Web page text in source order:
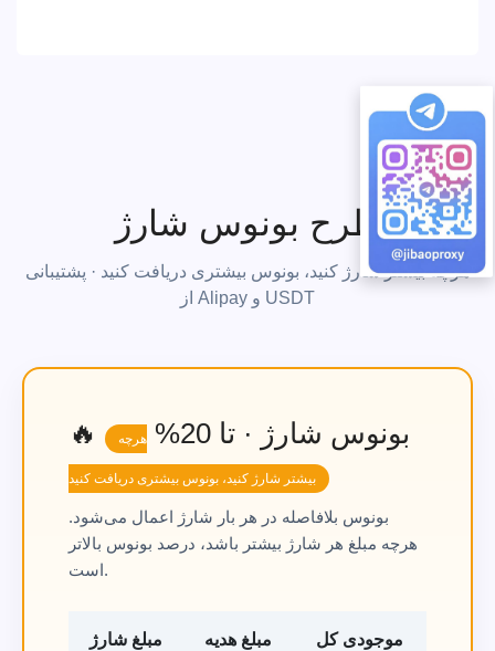
طرح بونوس شارژ
هرچه بیشتر شارژ کنید، بونوس بیشتری دریافت کنید · پشتیبانی
از Alipay و USDT
🔥 بونوس شارژ · تا 20% هرچه
بیشتر شارژ کنید، بونوس بیشتری دریافت کنید
بونوس بلافاصله در هر بار شارژ اعمال می‌شود.
هرچه مبلغ هر شارژ بیشتر باشد، درصد بونوس بالاتر
است.
مبلغ شارژ مبلغ هدیه موجودی کل